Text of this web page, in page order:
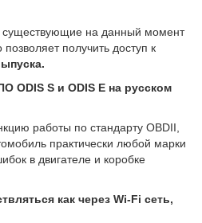
существующие на данный момент
получить доступ к
ODIS S и ODIS E на русском
работы по стандарту OBDII,
практически любой марки
в двигателе и коробке
как через Wi-Fi сеть,